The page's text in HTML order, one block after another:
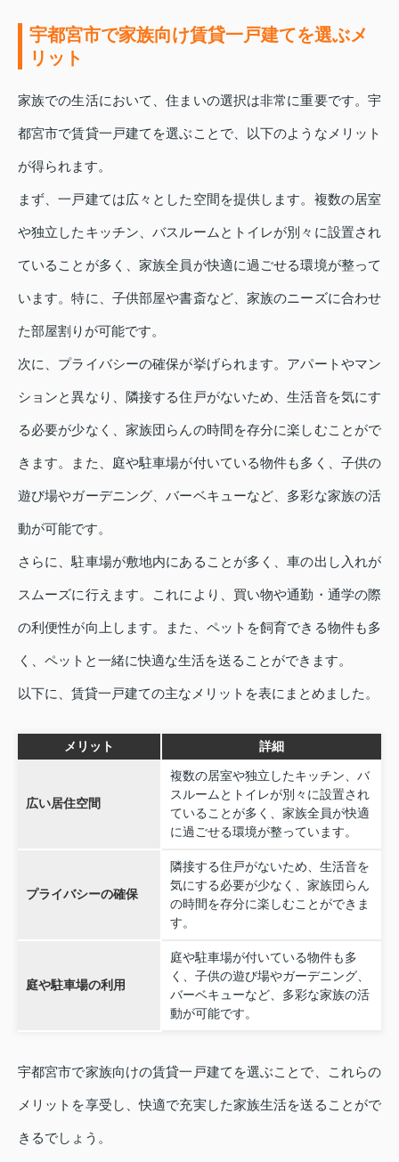
宇都宮市で家族向け賃貸一戸建てを選ぶメ
リット
家族での生活において、住まいの選択は非常に重要です。宇
都宮市で賃貸一戸建てを選ぶことで、以下のようなメリット
が得られます。
まず、一戸建ては広々とした空間を提供します。複数の居室
や独立したキッチン、バスルームとトイレが別々に設置され
ていることが多く、家族全員が快適に過ごせる環境が整って
います。特に、子供部屋や書斎など、家族のニーズに合わせ
た部屋割りが可能です。
次に、プライバシーの確保が挙げられます。アパートやマン
ションと異なり、隣接する住戸がないため、生活音を気にす
る必要が少なく、家族団らんの時間を存分に楽しむことがで
きます。また、庭や駐車場が付いている物件も多く、子供の
遊び場やガーデニング、バーベキューなど、多彩な家族の活
動が可能です。
さらに、駐車場が敷地内にあることが多く、車の出し入れが
スムーズに行えます。これにより、買い物や通勤・通学の際
の利便性が向上します。また、ペットを飼育できる物件も多
く、ペットと一緒に快適な生活を送ることができます。
以下に、賃貸一戸建ての主なメリットを表にまとめました。
メリット 詳細
広い居住空間
複数の居室や独立したキッチン、バ
スルームとトイレが別々に設置され
ていることが多く、家族全員が快適
に過ごせる環境が整っています。
プライバシーの確保
隣接する住戸がないため、生活音を
気にする必要が少なく、家族団らん
の時間を存分に楽しむことができま
す。
庭や駐車場の利用
庭や駐車場が付いている物件も多
く、子供の遊び場やガーデニング、
バーベキューなど、多彩な家族の活
動が可能です。
宇都宮市で家族向けの賃貸一戸建てを選ぶことで、これらの
メリットを享受し、快適で充実した家族生活を送ることがで
きるでしょう。